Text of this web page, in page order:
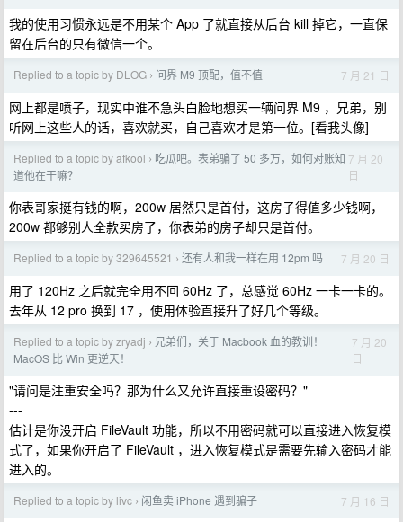
我的使用习惯永远是不用某个 App 了就直接从后台 kill 掉它，一直保
留在后台的只有微信一个。
Replied to a topic by DLOG › 问界 M9 顶配，值不值 7 月 21 日
网上都是喷子，现实中谁不急头白脸地想买一辆问界 M9 ，兄弟，别
听网上这些人的话，喜欢就买，自己喜欢才是第一位。[看我头像]
Replied to a topic by afkool › 吃瓜吧。表弟骗了 50 多万，如何对账知
道他在干嘛？
7 月 20
日
你表哥家挺有钱的啊，200w 居然只是首付，这房子得值多少钱啊，
200w 都够别人全款买房了，你表弟的房子却只是首付。
Replied to a topic by 329645521 › 还有人和我一样在用 12pm 吗 7 月 20 日
用了 120Hz 之后就完全用不回 60Hz 了，总感觉 60Hz 一卡一卡的。
去年从 12 pro 换到 17 ，使用体验直接升了好几个等级。
Replied to a topic by zryadj › 兄弟们，关于 Macbook 血的教训！
MacOS 比 Win 更逆天！
7 月 20
日
"请问是注重安全吗？那为什么又允许直接重设密码？"
---
估计是你没开启 FileVault 功能，所以不用密码就可以直接进入恢复模
式了，如果你开启了 FileVault ，进入恢复模式是需要先输入密码才能
进入的。
Replied to a topic by livc › 闲鱼卖 iPhone 遇到骗子 7 月 16 日